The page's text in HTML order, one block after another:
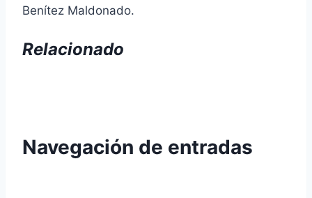
Benítez Maldonado.
Relacionado
Navegación de entradas